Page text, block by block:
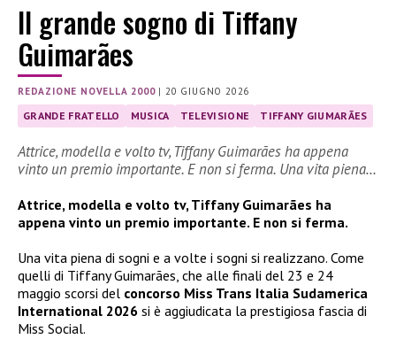
Il grande sogno di Tiffany
Guimarães
REDAZIONE NOVELLA 2000|20 GIUGNO 2026
GRANDE FRATELLO MUSICA TELEVISIONE TIFFANY GIUMARÃES
Attrice, modella e volto tv, Tiffany Guimarães ha appena
vinto un premio importante. E non si ferma. Una vita piena…
Attrice, modella e volto tv, Tiffany Guimarães ha
appena vinto un premio importante. E non si ferma.
Una vita piena di sogni e a volte i sogni si realizzano. Come
quelli di Tiffany Guimarães, che alle finali del 23 e 24
maggio scorsi del concorso Miss Trans Italia Sudamerica
International 2026 si è aggiudicata la prestigiosa fascia di
Miss Social.